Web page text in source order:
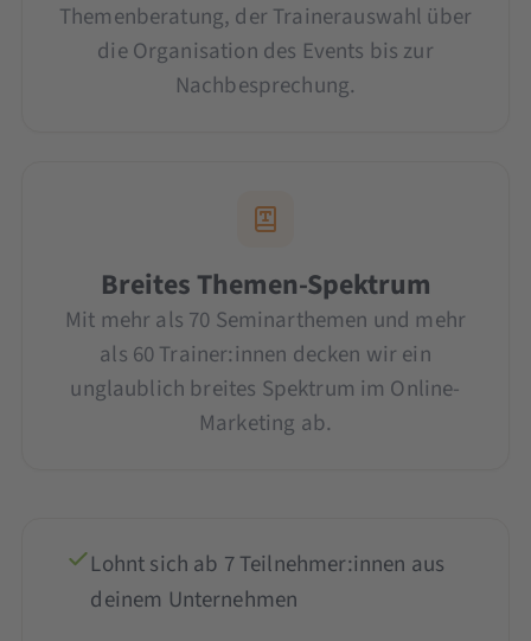
Themenberatung, der Trainerauswahl über
die Organisation des Events bis zur
Nachbesprechung.
Breites Themen-Spektrum
Mit mehr als 70 Seminarthemen und mehr
als 60 Trainer:innen decken wir ein
unglaublich breites Spektrum im Online-
Marketing ab.
Lohnt sich ab 7 Teilnehmer:innen aus
deinem Unternehmen